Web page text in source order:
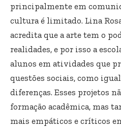
principalmente em
cultura é limitado. Lina
acredita que a arte tem o
realidades, e por isso a
alunos em atividades que
questões sociais, como
diferenças. Esses projetos
formação acadêmica, mas
mais empáticos e críticos